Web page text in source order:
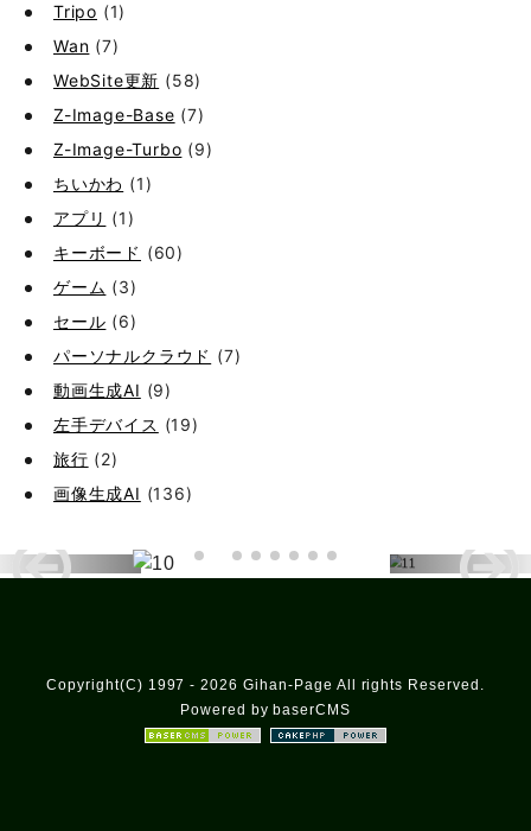
Tripo (1)
Wan (7)
WebSite更新 (58)
Z-Image-Base (7)
Z-Image-Turbo (9)
ちいかわ (1)
アプリ (1)
キーボード (60)
ゲーム (3)
セール (6)
パーソナルクラウド (7)
動画生成AI (9)
左手デバイス (19)
旅行 (2)
画像生成AI (136)
Copyright(C) 1997 - 2026 Gihan-Page All rights Reserved.
Powered by baserCMS